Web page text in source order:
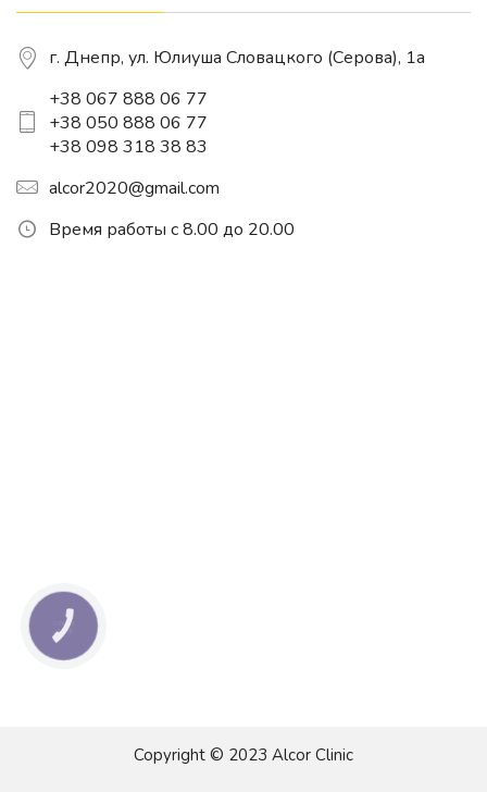
г. Днепр, ул. Юлиуша Словацкого (Серова), 1a
+38 067 888 06 77
+38 050 888 06 77
+38 098 318 38 83
alcor2020@gmail.com
Время работы с 8.00 до 20.00
Copyright © 2023 Alcor Clinic
КНОПКА
ЗВ'ЯЗКУ